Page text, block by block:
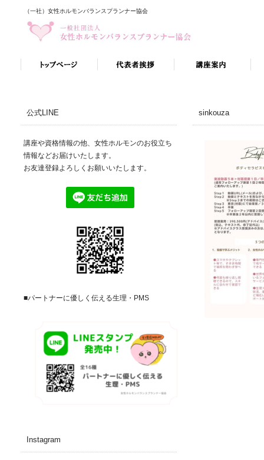
（一社）女性ホルモンバランスプランナー協会
sinkouza
公式LINE
講座や資格情報の他、女性ホルモンのお役立ち
情報などお届けいたします。
お友達登録よろしくお願いいたします。
■パートナーに優しく伝える生理・PMS
Instagram